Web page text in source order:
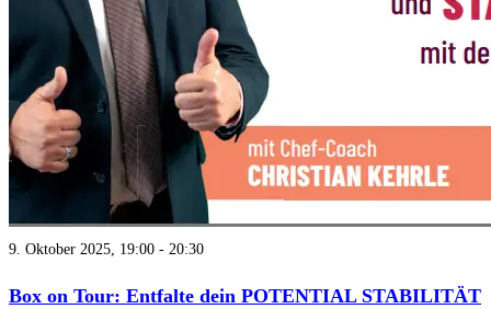
9. Oktober 2025, 19:00 - 20:30
Box on Tour: Entfalte dein POTENTIAL STABILITÄT